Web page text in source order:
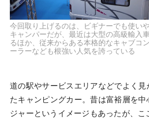
今回取り上げるのは、ビギナーでも使い
キャンパーだが、最近は大型の高級輸入
るほか、従来からある本格的なキャブコ
ーラーなども根強い人気を誇っている
道の駅やサービスエリアなどでよく見
たキャンピングカー。昔は富裕層を中
ジャーというイメージもあったが、こ